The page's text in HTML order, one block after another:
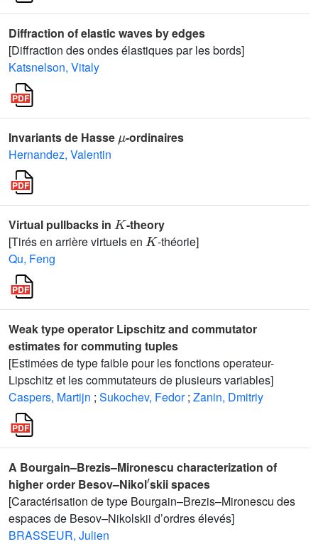
Diffraction of elastic waves by edges
[Diffraction des ondes élastiques par les bords]
Katsnelson, Vitaly
Invariants de Hasse
-ordinaires
Hernandez, Valentin
Virtual pullbacks in
-theory
[Tirés en arrière virtuels en
K
-théorie]
Qu, Feng
Weak type operator Lipschitz and commutator
estimates for commuting tuples
[Estimées de type faible pour les fonctions operateur-
Lipschitz et les commutateurs de plusieurs variables]
Caspers, Martijn ; Sukochev, Fedor ; Zanin, Dmitriy
A Bourgain–Brezis–Mironescu characterization of
higher order Besov–Nikol
'
skii spaces
[Caractérisation de type Bourgain–Brezis–Mironescu des
espaces de Besov–Nikolskii d’ordres élevés]
BRASSEUR, Julien